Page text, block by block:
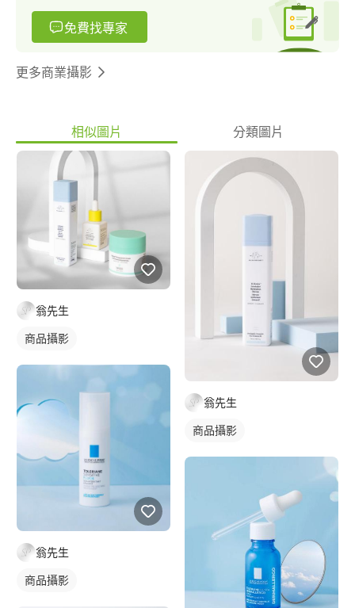
免費找專家
更多商業攝影
相似圖片 分類圖片
翁先生
商品攝影
翁先生
商品攝影
翁先生
商品攝影